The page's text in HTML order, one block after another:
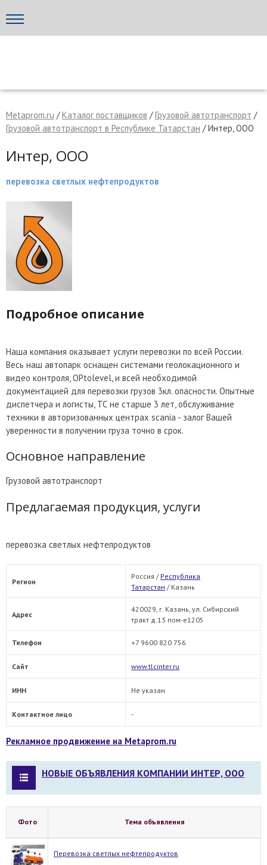
МЕТАПРОМ - российский торгово-промышленный портал
Написать поставщику
Отмена
Metaprom.ru /Каталог поставщиков /Грузовой автотранспорт /
Грузовой автотранспорт в Республике Татарстан / Интер, ООО
Интер, ООО
перевозка светлых нефтепродуктов
Подробное описание
Наша компания оказывает услуги перевозки по всей России.
Весь наш автопарк оснащен системами геолокационного и
видео контроля, OPtolevel, и всей необходимой
документацией для перевозки грузов 3кл. опасности. Опытные
диспетчера и логисты, ТС не старше 3 лет, обслуживание
техники в авторизованных центрах scania - залог Вашей
уверенности в получении груза точно в срок.
Основное направление
Грузовой автотранспорт
Предлагаемая продукция, услуги
перевозка светлых нефтепродуктов
Регион
Россия / Республика
Татарстан / Казань
Адрес
420029, г. Казань, ул. Сибирский
тракт д.13 пом-е1205
Телефон +7 9600 820 756
Сайт www.tlcinter.ru
ИНН Не указан
Контактное лицо -
Рекламное продвижение на Metaprom.ru
НОВЫЕ ОБЪЯВЛЕНИЯ КОМПАНИИ ИНТЕР, ООО
Фото Тема объявления
Перевозка светлых нефтепродуктов